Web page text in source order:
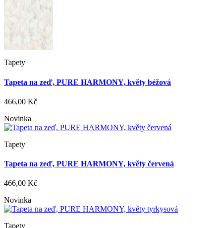
Tapety
Tapeta na zeď, PURE HARMONY, květy béžová
466,00 Kč
Novinka
Tapety
Tapeta na zeď, PURE HARMONY, květy červená
466,00 Kč
Novinka
Tapety